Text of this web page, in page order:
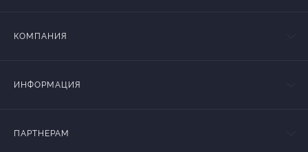
КОМПАНИЯ
ИНФОРМАЦИЯ
ПАРТНЕРАМ